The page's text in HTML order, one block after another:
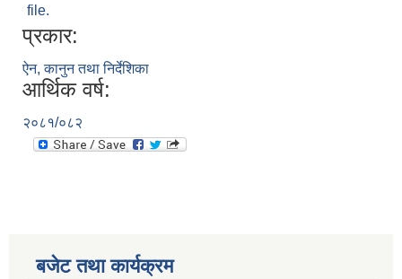
file.
प्रकार:
ऐन, कानुन तथा निर्देशिका
आर्थिक वर्ष:
२०८१/०८२
बजेट तथा कार्यक्रम